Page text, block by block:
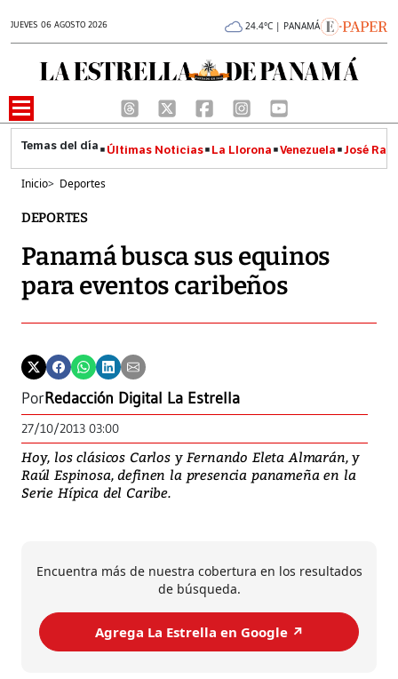
JUEVES 06 AGOSTO 2026 24.4°C | PANAMÁ
Últimas Noticias La Llorona Venezuela José
Inicio> Deportes
DEPORTES
Panamá busca sus equinos
para eventos caribeños
PorRedacción Digital La Estrella
27/10/2013 03:00
Hoy, los clásicos Carlos y Fernando Eleta Almarán, y
Raúl Espinosa, definen la presencia panameña en la
Serie Hípica del Caribe.
Encuentra más de nuestra cobertura en los resultados
de búsqueda.
Agrega La Estrella en Google ↗️